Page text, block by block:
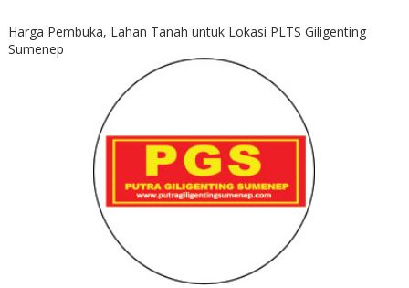
Harga Pembuka, Lahan Tanah untuk Lokasi PLTS Giligenting
Sumenep